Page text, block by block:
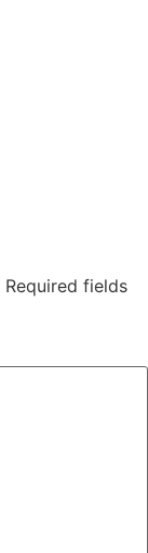
Required fields